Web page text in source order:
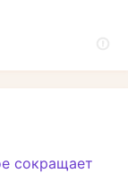
сокращает